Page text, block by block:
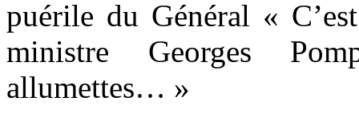
puérile du Général «
ministre Georges
allumettes… »